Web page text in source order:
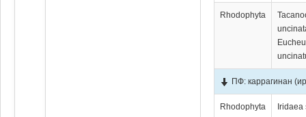
Rhodophyta
ПФ: каррагинан
Rhodophyta Iridaea